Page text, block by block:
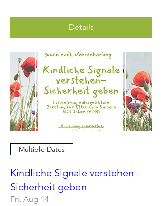
Details
Multiple Dates
Kindliche Signale verstehen -
Sicherheit geben
Fri, Aug 14